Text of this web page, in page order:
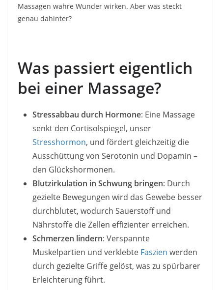
Massagen wahre Wunder wirken. Aber was steckt
genau dahinter?
Was passiert eigentlich
bei einer Massage?
Stressabbau durch Hormone: Eine Massage
senkt den Cortisolspiegel, unser
Stresshormon, und fördert gleichzeitig die
Ausschüttung von Serotonin und Dopamin –
den Glückshormonen.
Blutzirkulation in Schwung bringen: Durch
gezielte Bewegungen wird das Gewebe besser
durchblutet, wodurch Sauerstoff und
Nährstoffe die Zellen effizienter erreichen.
Schmerzen lindern: Verspannte
Muskelpartien und verklebte Faszien werden
durch gezielte Griffe gelöst, was zu spürbarer
Erleichterung führt.